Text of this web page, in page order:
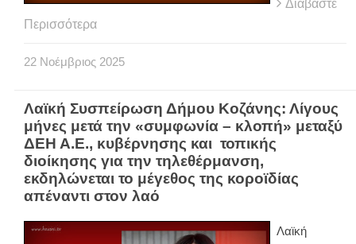
Διαβάστε
Περισσότερα
22 Νοέμβριος 2025
Λαϊκή Συσπείρωση Δήμου Κοζάνης: Λίγους
μήνες μετά την «συμφωνία – κλοπή» μεταξύ
ΔΕΗ Α.Ε., κυβέρνησης και τοπικής
διοίκησης για την τηλεθέρμανση,
εκδηλώνεται το μέγεθος της κοροϊδίας
απέναντι στον λαό
Λαϊκή